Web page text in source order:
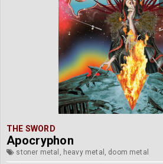
THE SWORD
Apocryphon
stoner metal, heavy metal, doom metal